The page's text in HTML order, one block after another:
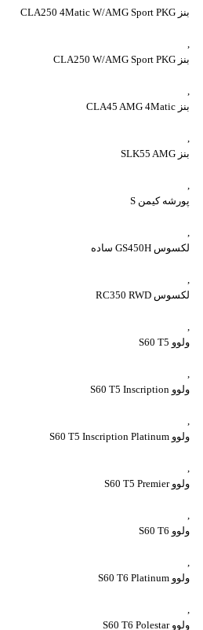
بنز CLA250 4Matic W/AMG Sport PKG
,
بنز CLA250 W/AMG Sport PKG
,
بنز CLA45 AMG 4Matic
,
بنز SLK55 AMG
,
پورشه کیمن S
,
لکسوس GS450H ساده
,
لکسوس RC350 RWD
,
ولوو S60 T5
,
ولوو S60 T5 Inscription
,
ولوو S60 T5 Inscription Platinum
,
ولوو S60 T5 Premier
,
ولوو S60 T6
,
ولوو S60 T6 Platinum
,
ولوو S60 T6 Polestar